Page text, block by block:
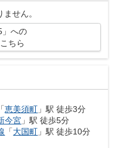
せん。
」への
ちら
「恵美須町 」駅 徒歩3分
今宮 」駅 徒歩5分
「大国町 」駅 徒歩10分